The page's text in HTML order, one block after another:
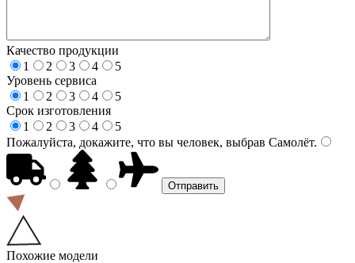
Качество продукции
1
2 3 4
5
Уровень сервиса
1
2 3 4
5
Срок изготовления
1
2 3 4
5
Пожалуйста, докажите, что вы человек, выбрав Самолёт.
Похожие модели